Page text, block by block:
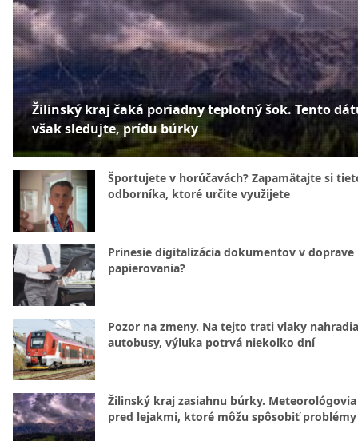
Žilinský kraj čaká poriadny teplotný šok. Tento
však sledujte, prídu búrky
Športujete v horúčavách? Zapamätajte si
odborníka, ktoré určite využijete
Prinesie digitalizácia dokumentov v doprave
papierovania?
Pozor na zmeny. Na tejto trati vlaky nahradia
autobusy, výluka potrvá niekoľko dní
Žilinský kraj zasiahnu búrky.
pred lejakmi, ktoré môžu spôsobiť problémy